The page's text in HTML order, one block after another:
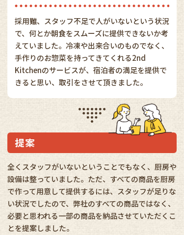
採用難、スタッフ不足で人がいないという状況
で、何とか朝食をスムーズに提供できないか考
えていました。冷凍や出来合いのものでなく、
手作りのお惣菜を持ってきてくれる2nd
Kitchenのサービスが、宿泊者の満足を提供で
きると思い、取引をさせて頂きました。
提案
全くスタッフがいないということでもなく、厨房や
設備は整っていました。ただ、すべての商品を厨房
で作って用意して提供するには、スタッフが足りな
い状況でしたので、弊社のすべての商品ではなく、
必要と思われる一部の商品を納品させていただくこ
とを提案しました。